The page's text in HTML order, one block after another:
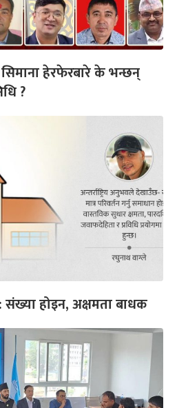
हेरफेरबारे के भन्छन्
?
संख्या होइन, अक्षमता बाधक